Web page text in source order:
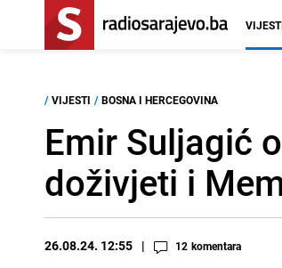
/ VIJESTI / BOSNA I HERCEGOVINA
Emir Suljagić
doživjeti i
26.08.24. 12:55 12 komentara